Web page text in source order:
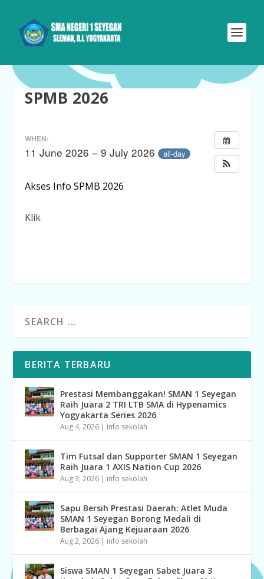
SPMB 2026
WHEN:
11 June 2026 – 9 July 2026 all-day
Akses Info SPMB 2026
Klik
BERITA TERBARU
Prestasi Membanggakan! SMAN 1 Seyegan
Raih Juara 2 TRI LTB SMA di Hypenamics
Yogyakarta Series 2026
Aug 4, 2026 | info sekolah
Tim Futsal dan Supporter SMAN 1 Seyegan
Raih Juara 1 AXIS Nation Cup 2026
Aug 3, 2026 | info sekolah
Sapu Bersih Prestasi Daerah: Atlet Muda
SMAN 1 Seyegan Borong Medali di
Berbagai Ajang Kejuaraan 2026
Aug 2, 2026 | info sekolah
Siswa SMAN 1 Seyegan Sabet Juara 3